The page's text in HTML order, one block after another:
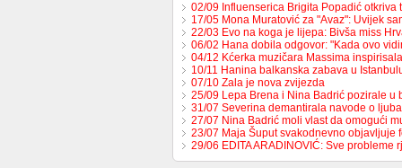
02/09 Influenserica Brigita Popadić
17/05 Mona Muratović za "Avaz": Uvijek
22/03 Evo na koga je lijepa: Bivša miss
06/02 Hana dobila odgovor: "Kada ovo
04/12 Kćerka muzičara Massima
10/11 Hanina balkanska zabava u
07/10 Zala je nova zvijezda
25/09 Lepa Brena i Nina Badrić pozirale u
31/07 Severina demantirala navode o
27/07 Nina Badrić moli vlast da omogući
23/07 Maja Šuput svakodnevno objavljuje
29/06 EDITA ARADINOVIĆ: Sve